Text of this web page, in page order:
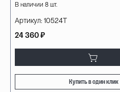
В наличии 8 шт.
Артикул: 10524T
24 360 ₽
Купить в один клик